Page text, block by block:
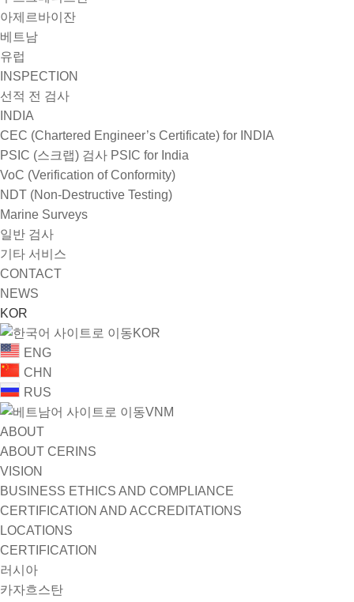
아제르바이잔
베트남
유럽
INSPECTION
선적 전 검사
INDIA
CEC (Chartered Engineer’s Certificate) for INDIA
PSIC (스크랩) 검사 PSIC for India
VoC (Verification of Conformity)
NDT (Non-Destructive Testing)
Marine Surveys
일반 검사
기타 서비스
CONTACT
NEWS
KOR
KOR
ENG
CHN
RUS
VNM
ABOUT
ABOUT CERINS
VISION
BUSINESS ETHICS AND COMPLIANCE
CERTIFICATION AND ACCREDITATIONS
LOCATIONS
CERTIFICATION
러시아
카자흐스탄